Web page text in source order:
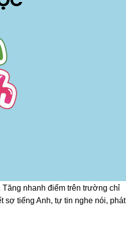
Tăng nhanh điểm trên trường chỉ
sợ tiếng Anh, tự tin nghe nói, phát